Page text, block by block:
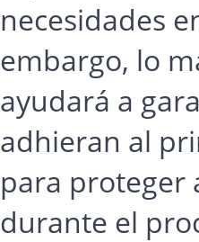
necesidades
embargo, lo
ayudará a
adhieran al
para proteger
durante el